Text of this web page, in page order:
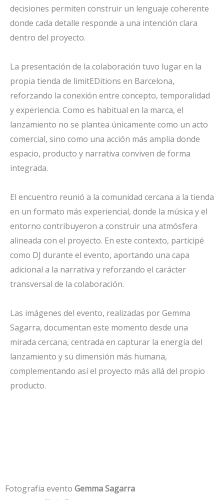
decisiones permiten construir un lenguaje coherente
donde cada detalle responde a una intención clara
dentro del proyecto.
La presentación de la colaboración tuvo lugar en la
propia tienda de limitEDitions en Barcelona,
reforzando la conexión entre concepto, temporalidad
y experiencia. Como es habitual en la marca, el
lanzamiento no se plantea únicamente como un acto
comercial, sino como una acción más amplia donde
espacio, producto y narrativa conviven de forma
integrada.
El encuentro reunió a la comunidad cercana a la tienda
en un formato más experiencial, donde la música y el
entorno contribuyeron a construir una atmósfera
alineada con el proyecto. En este contexto, participé
como DJ durante el evento, aportando una capa
adicional a la narrativa y reforzando el carácter
transversal de la colaboración.
Las imágenes del evento, realizadas por Gemma
Sagarra, documentan este momento desde una
mirada cercana, centrada en capturar la energía del
lanzamiento y su dimensión más humana,
complementando así el proyecto más allá del propio
producto.
Fotografía evento Gemma Sagarra